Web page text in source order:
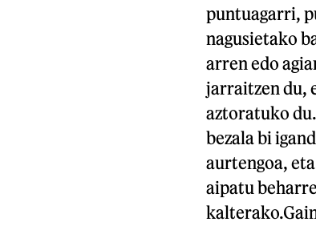
puntuagarri,
nagusietako
arren edo
jarraitzen du,
aztoratuko
bezala bi
aurtengoa,
aipatu